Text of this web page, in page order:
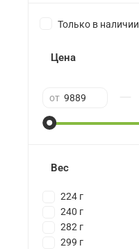
Только в наличии
Цена
от
Вес
224 г
240 г
282 г
299 г